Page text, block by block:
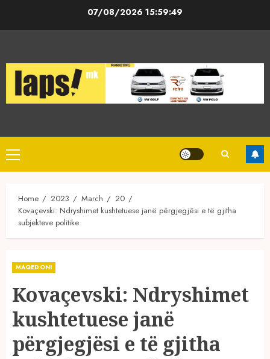
07/08/2026 15:59:50
Primary
Menu
Home 2023 March
20
Kovaçevski: Ndryshimet kushtetuese janë përgjegjësi e të gjitha
subjekteve politike
MAQEDONI
Kovaçevski: Ndryshimet
kushtetuese janë
përgjegjësi e të gjitha